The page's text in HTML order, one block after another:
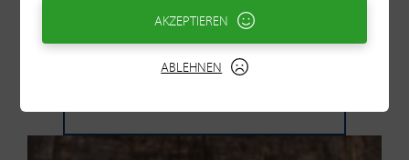
Zelleres ravioli gin
espumával
ABLEHNEN
AKZEPTIEREN